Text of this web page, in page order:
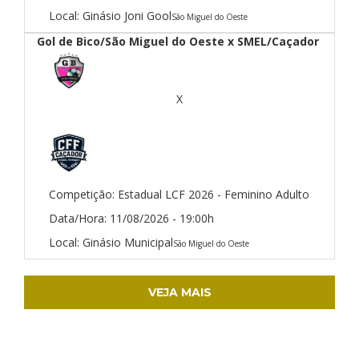
Local: Ginásio Joni GoolSão Miguel do Oeste
Gol de Bico/São Miguel do Oeste x SMEL/Caçador
X
Competição: Estadual LCF 2026 - Feminino Adulto
Data/Hora: 11/08/2026 - 19:00h
Local: Ginásio MunicipalSão Miguel do Oeste
VEJA MAIS